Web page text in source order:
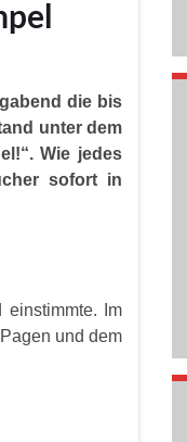
die bis
unter dem
Wie jedes
sofort in
einstimmte. Im
und dem